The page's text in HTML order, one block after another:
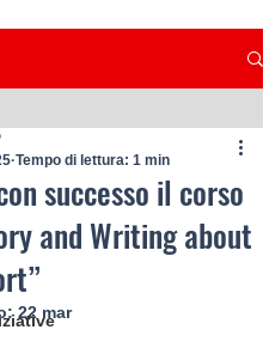
successo il corso
and Writing about
Tempo di lettura: 1 min
22 mar
stelle su 5.